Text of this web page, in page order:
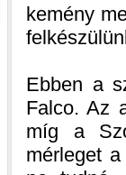
kemény
Ebben a
Falco. Az
míg a
mérleget